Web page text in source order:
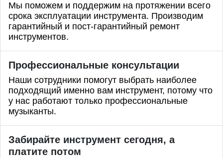
Мы поможем и поддержим на протяжении всего
срока эксплуатации инструмента. Производим
гарантийный и пост-гарантийный ремонт
инструментов.
Профессиональные консультации
Наши сотрудники помогут выбрать наиболее
подходящий именно вам инструмент, потому что
у нас работают только профессиональные
музыканты.
Забирайте инструмент сегодня, а
платите потом